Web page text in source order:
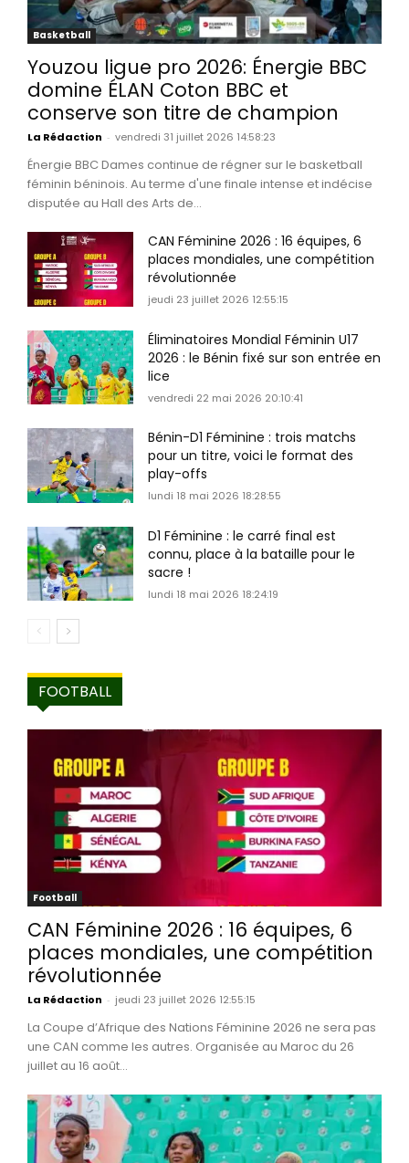
Basketball
Youzou ligue pro 2026: Énergie BBC
domine ÉLAN Coton BBC et
conserve son titre de champion
La Rédaction - vendredi 31 juillet 2026 14:58:23
Énergie BBC Dames continue de régner sur le basketball
féminin béninois. Au terme d'une finale intense et indécise
disputée au Hall des Arts de...
CAN Féminine 2026 : 16 équipes, 6
places mondiales, une compétition
révolutionnée
jeudi 23 juillet 2026 12:55:15
Éliminatoires Mondial Féminin U17
2026 : le Bénin fixé sur son entrée en
lice
vendredi 22 mai 2026 20:10:41
Bénin-D1 Féminine : trois matchs
pour un titre, voici le format des
play-offs
lundi 18 mai 2026 18:28:55
D1 Féminine : le carré final est
connu, place à la bataille pour le
sacre !
lundi 18 mai 2026 18:24:19
FOOTBALL
Football
CAN Féminine 2026 : 16 équipes, 6
places mondiales, une compétition
révolutionnée
La Rédaction - jeudi 23 juillet 2026 12:55:15
La Coupe d’Afrique des Nations Féminine 2026 ne sera pas
une CAN comme les autres. Organisée au Maroc du 26
juillet au 16 août...